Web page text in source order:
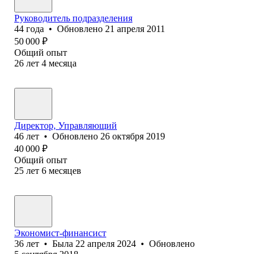
Руководитель подразделения
44 года • Обновлено 21 апреля 2011
50 000 ₽
Общий опыт
26 лет 4 месяца
Директор, Управляющий
46 лет • Обновлено 26 октября 2019
40 000 ₽
Общий опыт
25 лет 6 месяцев
Экономист-финансист
36 лет • Была 22 апреля 2024 • Обновлено